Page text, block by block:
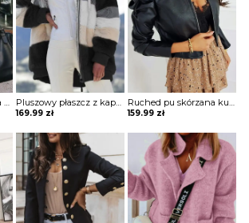
Długi rękaw rozpinana stójka skóra skórzana ekologiczna taliowana talia prosta jesień ramoneska kurtka Lakeisha Pluszowy płaszcz z kapturem colorblock długim rękawem kurtka Gonny
169.99 zł
Ruched pu skórzana kurtka z zamkiem błyskawicznym Sungsook
159.99 zł